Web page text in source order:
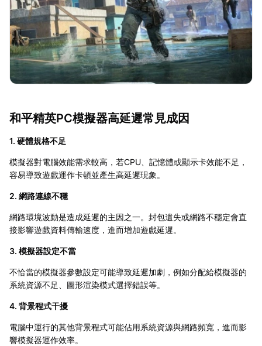
和平精英PC模擬器高延遲常見成因
1. 硬體規格不足
模擬器對電腦效能需求較高，若CPU、記憶體或顯示卡效能不足，
容易導致遊戲運作卡頓並產生高延遲現象。
2. 網路連線不穩
網路環境波動是造成延遲的主因之一。封包遺失或網路不穩定會直
接影響遊戲資料傳輸速度，進而增加遊戲延遲。
3. 模擬器設定不當
不恰當的模擬器參數設定可能導致延遲加劇，例如分配給模擬器的
系統資源不足、圖形渲染模式選擇錯誤等。
4. 背景程式干擾
電腦中運行的其他背景程式可能佔用系統資源與網路頻寬，進而影
響模擬器運作效率。